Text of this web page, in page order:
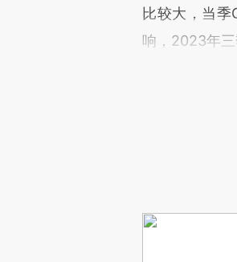
比较大，当
响，2023年三